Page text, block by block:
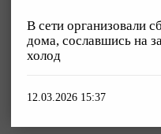
В сети организовали
дома, сославшись на
холод
12.03.2026 15:37